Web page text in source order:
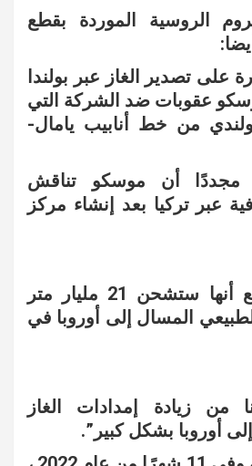
الروسية الموردة بقطع
على تصدير الغاز عبر بولندا
عقوبات ضد الشركة التي
من خط أنابيب يامال-
مجددًا أن موسكو تناقش
عبر تركيا بعد إنشاء مركز
“إن موسكو تتوقع أنها ستشحن 21 مليار متر
المسال إلى أوروبا في
من زيادة إمدادات الغاز
أوروبا بشكل كبير”.